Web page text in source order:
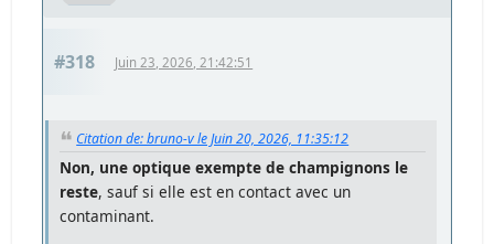
#318 Juin 23, 2026, 21:42:51
Citation de: bruno-v le Juin 20, 2026, 11:35:12
Non, une optique exempte de champignons le
reste, sauf si elle est en contact avec un
contaminant.